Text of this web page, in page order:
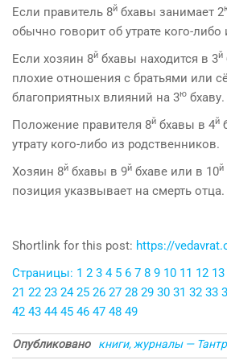
Если правитель 8й бхавы занимает 2
обычно говорит об утрате кого-
Если хозяин 8й бхавы находится в 3й
плохие отношения с братьями или
бла­гоприятных влияний на 3ю бхаву.
Положение правителя 8й бхавы в 4й
утрату кого-либо из родственников.
Хозяин 8й бхавы в 9й бхаве или в 10й
позиция указвывает на смерть отца.
Shortlink for this post: https://
Страницы: 1 2 3 4 5 6 7 8 9 10 11 12 13
21 22 23 24 25 26 27 28 29 30 31 32 33
42 43 44 45 46 47 48 49
Опубликовано книги, журналы —